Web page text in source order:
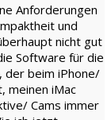
Anforderungen
und
nicht gut
Software für die
der beim iPhone/
meinen iMac
Cams immer